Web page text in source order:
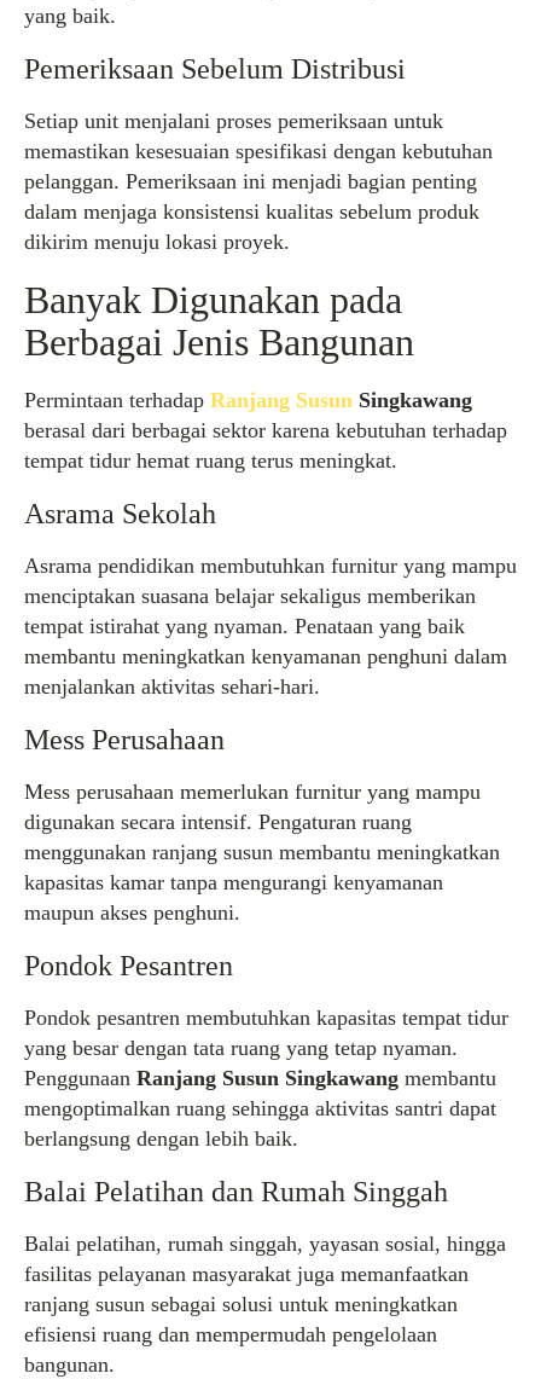
yang baik.
Pemeriksaan Sebelum Distribusi
Setiap unit menjalani proses pemeriksaan untuk
memastikan kesesuaian spesifikasi dengan kebutuhan
pelanggan. Pemeriksaan ini menjadi bagian penting
dalam menjaga konsistensi kualitas sebelum produk
dikirim menuju lokasi proyek.
Banyak Digunakan pada
Berbagai Jenis Bangunan
Permintaan terhadap Ranjang Susun Singkawang
berasal dari berbagai sektor karena kebutuhan terhadap
tempat tidur hemat ruang terus meningkat.
Asrama Sekolah
Asrama pendidikan membutuhkan furnitur yang mampu
menciptakan suasana belajar sekaligus memberikan
tempat istirahat yang nyaman. Penataan yang baik
membantu meningkatkan kenyamanan penghuni dalam
menjalankan aktivitas sehari-hari.
Mess Perusahaan
Mess perusahaan memerlukan furnitur yang mampu
digunakan secara intensif. Pengaturan ruang
menggunakan ranjang susun membantu meningkatkan
kapasitas kamar tanpa mengurangi kenyamanan
maupun akses penghuni.
Pondok Pesantren
Pondok pesantren membutuhkan kapasitas tempat tidur
yang besar dengan tata ruang yang tetap nyaman.
Penggunaan Ranjang Susun Singkawang membantu
mengoptimalkan ruang sehingga aktivitas santri dapat
berlangsung dengan lebih baik.
Balai Pelatihan dan Rumah Singgah
Balai pelatihan, rumah singgah, yayasan sosial, hingga
fasilitas pelayanan masyarakat juga memanfaatkan
ranjang susun sebagai solusi untuk meningkatkan
efisiensi ruang dan mempermudah pengelolaan
bangunan.